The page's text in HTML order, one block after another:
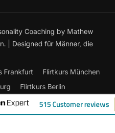
515 Customer reviews
Coaching by Mathew
| Designed für Männer, die
Frankfurt
Flirtkurs München
Flirtkurs Berlin
Der ultimative Leitfaden
Flirten lernen Kontakt